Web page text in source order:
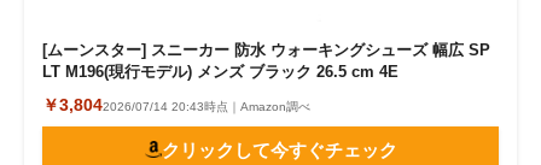
[ムーンスター] スニーカー 防水 ウォーキングシューズ 幅広 SP
LT M196(現行モデル) メンズ ブラック 26.5 cm 4E
￥3,8042026/07/14 20:43時点｜Amazon調べ
クリックして今すぐチェック